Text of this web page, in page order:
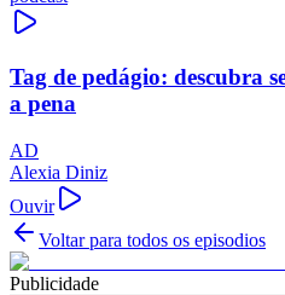
Tag de pedágio: descubra
a pena
AD
Alexia Diniz
Ouvir
Voltar para todos os episodios
Publicidade